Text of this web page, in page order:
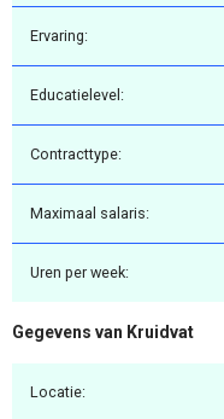
Ervaring:
Educatielevel:
Contracttype:
Maximaal salaris:
Uren per week:
Gegevens van Kruidvat
Locatie: